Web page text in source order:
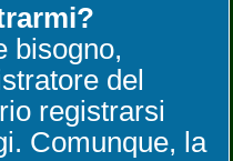
bisogno,
del
registrarsi
Comunque, la